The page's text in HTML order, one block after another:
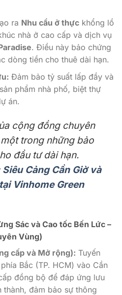
ra Nhu cầu ở thựckhổng lồ
nhà ở cao cấp và dịch vụ
. Điều này bảo chứng
dòng tiền cho thuê dài hạn.
Đảm bảo tỷ suất lấp đầy và
phẩm nhà phố, biệt thự
án.
cộng đồng chuyên
trong những bảo
đầu tư dài hạn.
Siêu Cảng Cần Giờ và
Vinhome Green
Sác và Cao tốc Bến Lức –
Vùng)
cấp và Mở rộng): Tuyến
Bắc (TP. HCM) vào Cần
đồng bộ để đáp ứng lưu
thành, đảm bảo sự thông